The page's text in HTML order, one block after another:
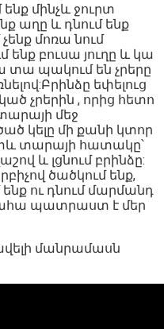
ենք մինչև ջուրտ
աղը և դնում ենք
մոռա նում
ենք բուսա յուղը և կա
տա պակում են չրերը
եփելուց
չրերին , որից հետո
մեջ
կելը մի քանի կտոր
տարայի հատակը՝
և լցնում բրինձը:
ծածկում ենք,
ու դնում մարմանդ
ահա պատրաստ է մեր
մանրամասն